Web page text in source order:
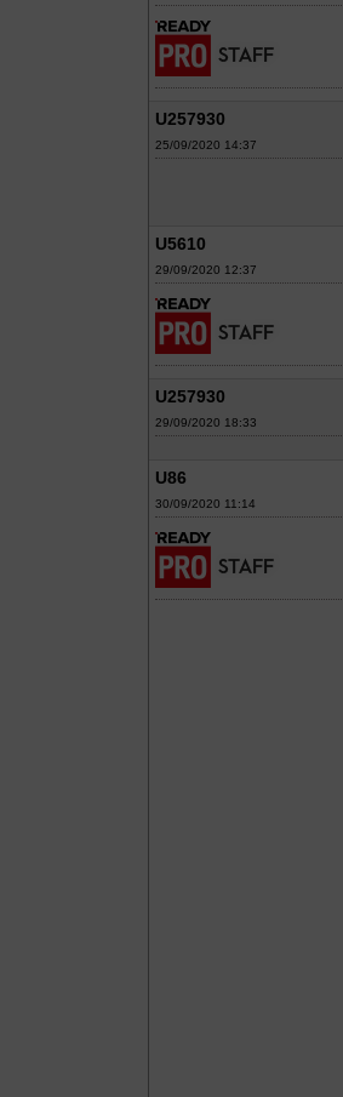
U257930
25/09/2020 14:37
U5610
29/09/2020 12:37
U257930
29/09/2020 18:33
U86
30/09/2020 11:14